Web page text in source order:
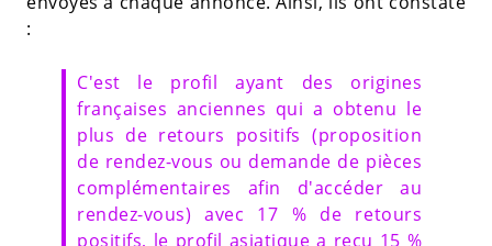
:
C'est le profil ayant des origines
françaises anciennes qui a obtenu le
plus de retours positifs (proposition
de rendez-vous ou demande de pièces
complémentaires afin d'accéder au
rendez-vous) avec 17 % de retours
positifs, le profil asiatique a reçu 15 %